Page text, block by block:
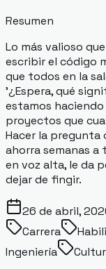
Resumen
Lo más valioso
escribir el código
que todos en la
'¿Espera, qué
estamos
proyectos que
Hacer la pregunta
ahorra semanas a
en voz alta, le da
dejar de fingir.
26 de abril,
Carrera
Ingeniería